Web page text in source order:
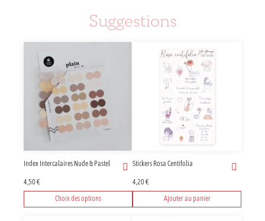
Suggestions
Index Intercalaires Nude & Pastel
4,50€
Choix des options
Stickers Rosa Centifolia
4,20€
Ajouter au panier